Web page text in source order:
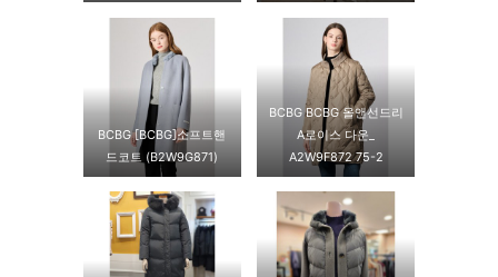
BCBG [BCBG]소프트핸
드코트 (B2W9G871)
BCBG BCBG 올앤선드리
A로이스 다운_
A2W9F872 75-2